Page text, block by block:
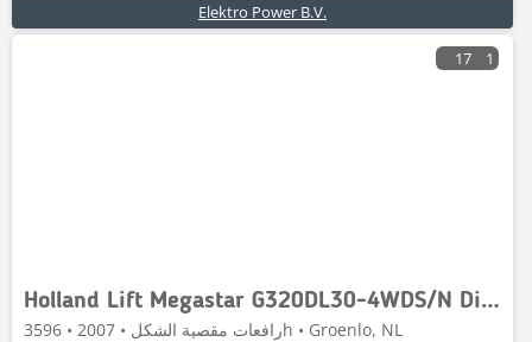
Elektro Power B.V.
17 1
Holland Lift Megastar G320DL30-4WDS/N Diesel, 4x4x4 Drive, 34m
رافعات مقصية الشكل • 2007 • 3596h • Groenlo, NL